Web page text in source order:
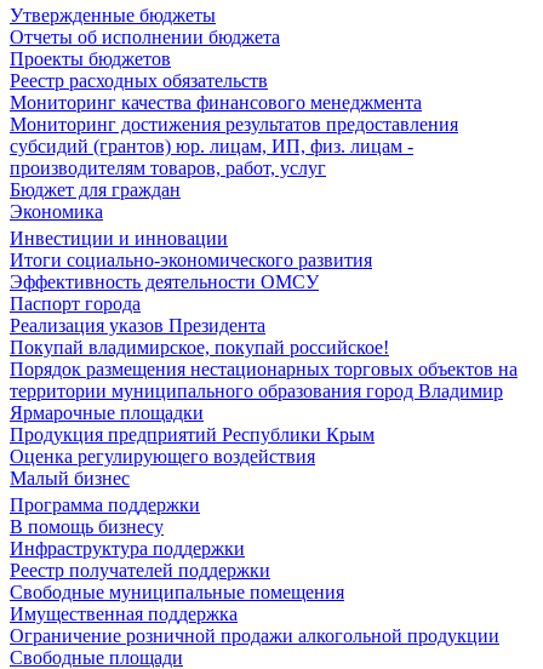
Утвержденные бюджеты
Отчеты об исполнении бюджета
Проекты бюджетов
Реестр расходных обязательств
Мониторинг качества финансового менеджмента
Мониторинг достижения результатов предоставления
субсидий (грантов) юр. лицам, ИП, физ. лицам -
производителям товаров, работ, услуг
Бюджет для граждан
Экономика
Инвестиции и инновации
Итоги социально-экономического развития
Эффективность деятельности ОМСУ
Паспорт города
Реализация указов Президента
Покупай владимирское, покупай российское!
Порядок размещения нестационарных торговых объектов на
территории муниципального образования город Владимир
Ярмарочные площадки
Продукция предприятий Республики Крым
Оценка регулирующего воздействия
Малый бизнес
Программа поддержки
В помощь бизнесу
Инфраструктура поддержки
Реестр получателей поддержки
Свободные муниципальные помещения
Имущественная поддержка
Ограничение розничной продажи алкогольной продукции
Свободные площади